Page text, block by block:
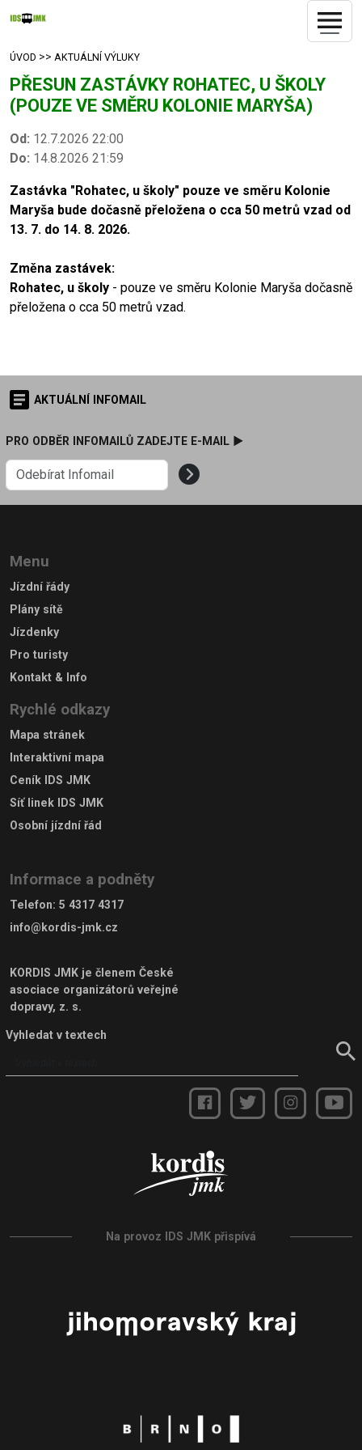
ÚVOD >> AKTUÁLNÍ VÝLUKY
PŘESUN ZASTÁVKY ROHATEC, U ŠKOLY
(POUZE VE SMĚRU KOLONIE MARYŠA)
Od: 12.7.2026 22:00
Do: 14.8.2026 21:59
Zastávka "Rohatec, u školy" pouze ve směru Kolonie
Maryša bude dočasně přeložena o cca 50 metrů vzad od
13. 7. do 14. 8. 2026.
Změna zastávek:
Rohatec, u školy - pouze ve směru Kolonie Maryša dočasně
přeložena o cca 50 metrů vzad.
AKTUÁLNÍ INFOMAIL
PRO ODBĚR INFOMAILŮ ZADEJTE E-MAIL ►
Menu
Jízdní řády
Plány sítě
Jízdenky
Pro turisty
Kontakt & Info
Rychlé odkazy
Mapa stránek
Interaktivní mapa
Ceník IDS JMK
Síť linek IDS JMK
Osobní jízdní řád
Informace a podněty
Telefon: 5 4317 4317
info@kordis-jmk.cz
KORDIS JMK je členem České
asociace organizátorů veřejné
dopravy, z. s.
Vyhledat v textech
Na provoz IDS JMK přispívá